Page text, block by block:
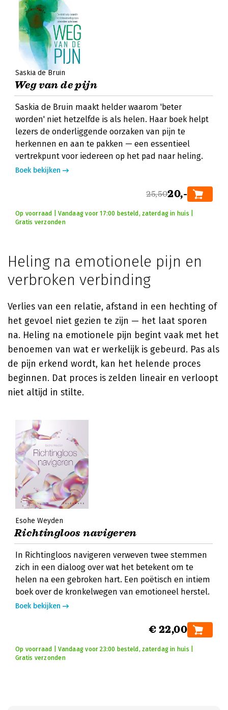
Saskia de Bruin
Weg van de pijn
Saskia de Bruin maakt helder waarom 'beter
worden' niet hetzelfde is als helen. Haar boek helpt
lezers de onderliggende oorzaken van pijn te
herkennen en aan te pakken — een essentieel
vertrekpunt voor iedereen op het pad naar heling.
Boek bekijken
25,5020,-
Op voorraad | Vandaag voor 17:00 besteld, zaterdag in huis |
Gratis verzonden
Heling na emotionele pijn en
verbroken verbinding
Verlies van een relatie, afstand in een hechting of
het gevoel niet gezien te zijn — het laat sporen
na. Heling na emotionele pijn begint vaak met het
benoemen van wat er werkelijk is gebeurd. Pas als
de pijn erkend wordt, kan het helende proces
beginnen. Dat proces is zelden lineair en verloopt
niet altijd in stilte.
Esohe Weyden
Richtingloos navigeren
In Richtingloos navigeren verweven twee stemmen
zich in een dialoog over wat het betekent om te
helen na een gebroken hart. Een poëtisch en intiem
boek over de kronkelwegen van emotioneel herstel.
Boek bekijken
€ 22,00
Op voorraad | Vandaag voor 23:00 besteld, zaterdag in huis |
Gratis verzonden